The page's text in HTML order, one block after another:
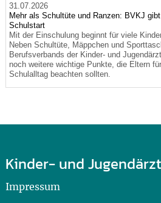
31.07.2026
Mehr als Schultüte und Ranzen: BVKJ
Schulstart
Mit der Einschulung beginnt für viele
Neben Schultüte, Mäppchen und
Berufsverbands der Kinder- und
noch weitere wichtige Punkte, die Eltern
Schulalltag beachten sollten.
Kinder- und
Impressum